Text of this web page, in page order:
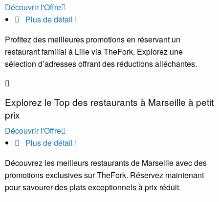
Découvrir l'Offre
Plus de détail !
Profitez des meilleures promotions en réservant un
restaurant familial à Lille via TheFork. Explorez une
sélection d’adresses offrant des réductions alléchantes.
Explorez le Top des restaurants à Marseille à petit
prix
Découvrir l'Offre
Plus de détail !
Découvrez les meilleurs restaurants de Marseille avec des
promotions exclusives sur TheFork. Réservez maintenant
pour savourer des plats exceptionnels à prix réduit.